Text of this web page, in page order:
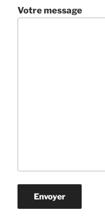
Votre message